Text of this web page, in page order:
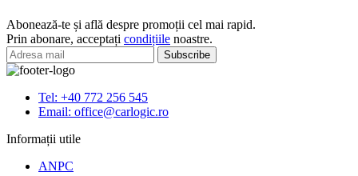
cu
7
adaptoare
-
Abonează-te și află despre promoții cel mai rapid.
Prin abonare, acceptați condițiile noastre.
Tel: +40 772 256 545
Email: office@carlogic.ro
Informații utile
ANPC